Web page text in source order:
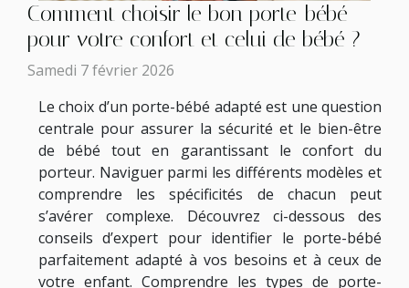
Comment choisir le bon porte-bébé
pour votre confort et celui de bébé ?
Samedi 7 février 2026
Le choix d’un porte-bébé adapté est une question
centrale pour assurer la sécurité et le bien-être
de bébé tout en garantissant le confort du
porteur. Naviguer parmi les différents modèles et
comprendre les spécificités de chacun peut
s’avérer complexe. Découvrez ci-dessous des
conseils d’expert pour identifier le porte-bébé
parfaitement adapté à vos besoins et à ceux de
votre enfant. Comprendre les types de porte-